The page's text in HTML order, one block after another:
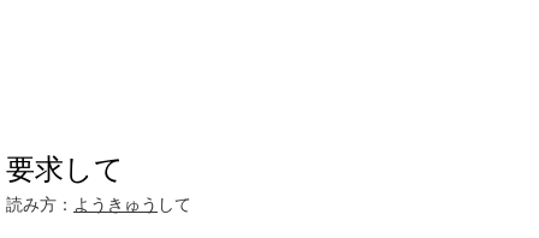
要求して
読み方： ようきゅう して